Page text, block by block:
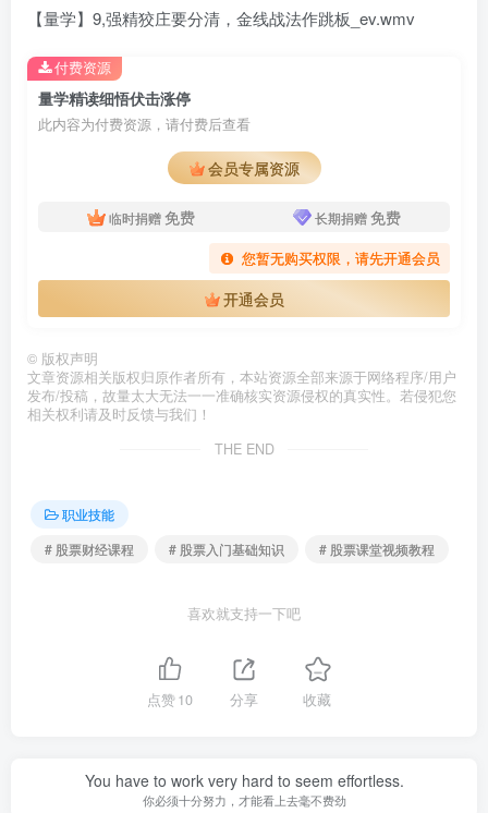
【量学】9,强精狡庄要分清，金线战法作跳板_ev.wmv
量学精读细悟伏击涨停
此内容为付费资源，请付费后查看
会员专属资源
临时捐赠免费 长期捐赠免费
您暂无购买权限，请先开通会员
开通会员
付费资源
© 版权声明
文章资源相关版权归原作者所有，本站资源全部来源于网络程序/用户
发布/投稿，故量太大无法一一准确核实资源侵权的真实性。若侵犯您
相关权利请及时反馈与我们！
THE END
职业技能
# 股票财经课程
# 股票入门基础知识 # 股票课堂视频教程
喜欢就支持一下吧
点赞10 分享 收藏
You have to work very hard to seem effortless.
你必须十分努力，才能看上去毫不费劲